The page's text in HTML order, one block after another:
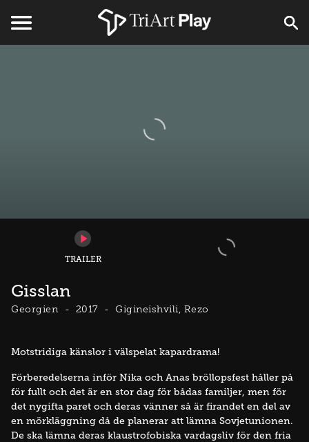
TRAILER
Gisslan
Georgien 2017 Gigineishvili, Rezo
Motstridiga känslor i välspelat kapardrama!
Förberedelserna inför Nika och Anas bröllopsfest håller på
för fullt och det är en stor dag för bådas familjer, men för
det nygifta paret och deras vänner så är firandet en del av
en mörkläggning då de planerar att lämna Sovjetunionen.
De ska lämna deras klaustrofobiska vardagsliv för den fria